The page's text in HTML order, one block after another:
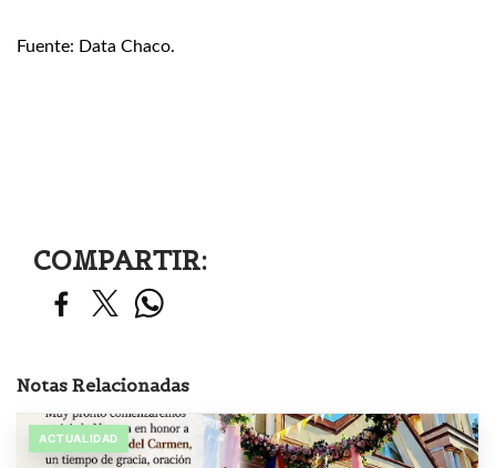
Fuente: Data Chaco.
COMPARTIR:
Notas Relacionadas
ACTUALIDAD